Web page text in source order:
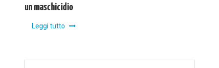
un maschicidio
Leggi tutto